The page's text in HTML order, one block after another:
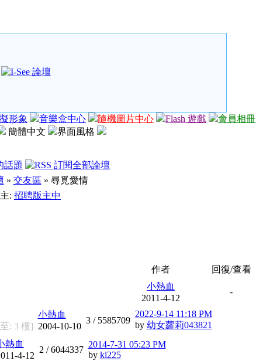
形象 音樂盒中心 隨機圖片中心 Flash 遊戲 會員相冊
簡體中文 界面風格
話題
» 交友區 » 尋覓愛情
: 招聘版主中
作者 回復/查看
小熱血
2011-4-12
-
: 3 樓]
小熱血
2004-10-10
3 / 5585709
2022-9-14 11:18 PM
by 幼女蘿莉043821
熱血
4-12
2 /6044337
2014-7-31 05:23 PM
by ki225